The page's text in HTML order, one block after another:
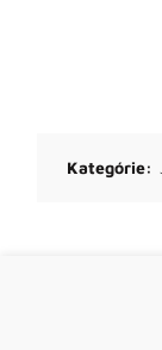
Kategórie: